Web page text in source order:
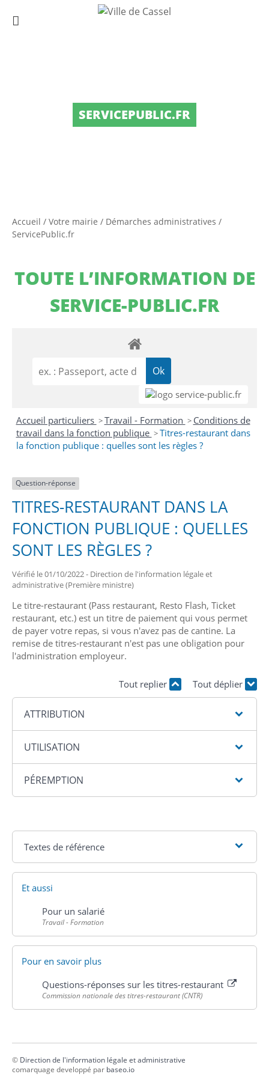
SERVICEPUBLIC.FR
Accueil / Votre mairie / Démarches administratives /
ServicePublic.fr
TOUTE L’INFORMATION DE
SERVICE-PUBLIC.FR
Accueil particuliers >Travail - Formation > Conditions de
travail dans la fonction publique >Titres-restaurant dans
la fonction publique : quelles sont les règles ?
Question-réponse
TITRES-RESTAURANT DANS LA
FONCTION PUBLIQUE : QUELLES
SONT LES RÈGLES ?
Vérifié le 01/10/2022 - Direction de l'information légale et
administrative (Première ministre)
Le titre-restaurant (Pass restaurant, Resto Flash, Ticket
restaurant, etc.) est un titre de paiement qui vous permet
de payer votre repas, si vous n'avez pas de cantine. La
remise de titres-restaurant n'est pas une obligation pour
l'administration employeur.
Tout replier Tout déplier
ATTRIBUTION
UTILISATION
PÉREMPTION
Textes de référence
Et aussi
Pour un salarié
Travail - Formation
Pour en savoir plus
Questions-réponses sur les titres-restaurant
Commission nationale des titres-restaurant (CNTR)
© Direction de l'information légale et administrative
comarquage developpé par baseo.io